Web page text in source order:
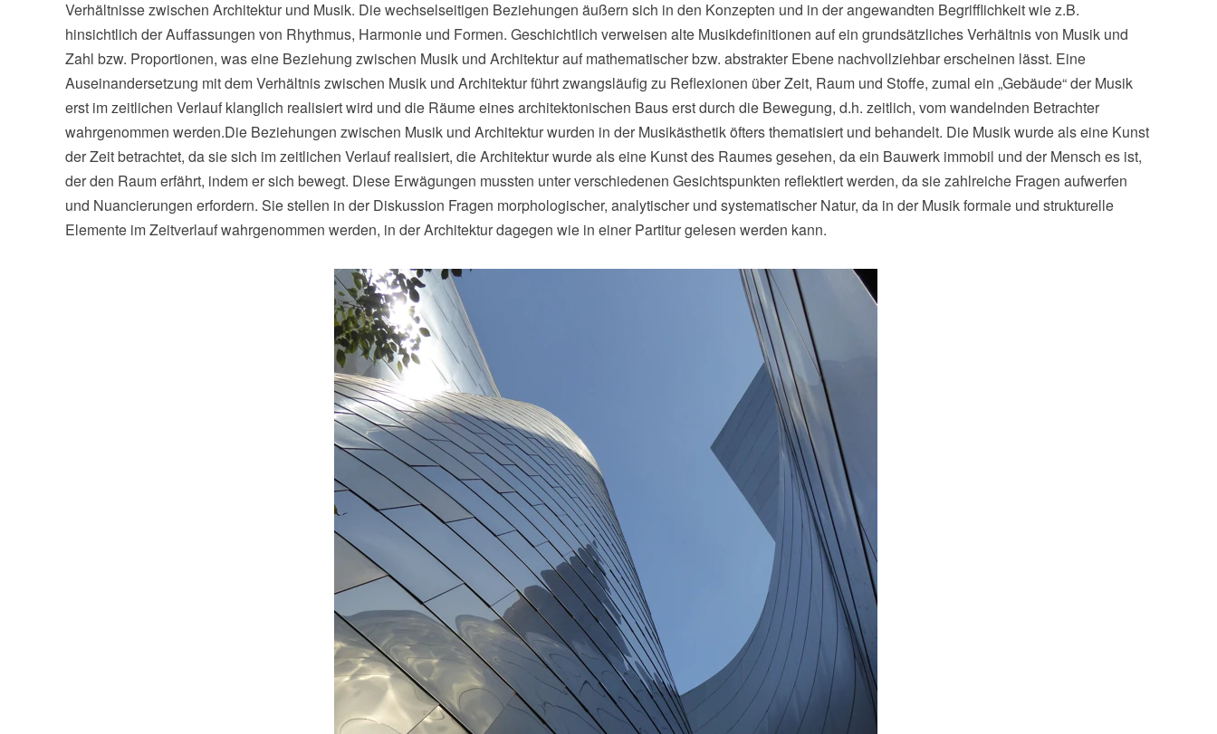
Verhältnisse zwischen Architektur und Musik. Die wechselseitigen Beziehungen äußern sich in den Konzepten und in der angewandten Begrifflichkeit wie z.B.
hinsichtlich der Auffassungen von Rhythmus, Harmonie und Formen. Geschichtlich verweisen alte Musikdefinitionen auf ein grundsätzliches Verhältnis von Musik und
Zahl bzw. Proportionen, was eine Beziehung zwischen Musik und Architektur auf mathematischer bzw. abstrakter Ebene nachvollziehbar erscheinen lässt. Eine
Auseinandersetzung mit dem Verhältnis zwischen Musik und Architektur führt zwangsläufig zu Reflexionen über Zeit, Raum und Stoffe, zumal ein „Gebäude“ der Musik
erst im zeitlichen Verlauf klanglich realisiert wird und die Räume eines architektonischen Baus erst durch die Bewegung, d.h. zeitlich, vom wandelnden Betrachter
wahrgenommen werden.Die Beziehungen zwischen Musik und Architektur wurden in der Musikästhetik öfters thematisiert und behandelt. Die Musik wurde als eine Kunst
der Zeit betrachtet, da sie sich im zeitlichen Verlauf realisiert, die Architektur wurde als eine Kunst des Raumes gesehen, da ein Bauwerk immobil und der Mensch es ist,
der den Raum erfährt, indem er sich bewegt. Diese Erwägungen mussten unter verschiedenen Gesichtspunkten reflektiert werden, da sie zahlreiche Fragen aufwerfen
und Nuancierungen erfordern. Sie stellen in der Diskussion Fragen morphologischer, analytischer und systematischer Natur, da in der Musik formale und strukturelle
Elemente im Zeitverlauf wahrgenommen werden, in der Architektur dagegen wie in einer Partitur gelesen werden kann.